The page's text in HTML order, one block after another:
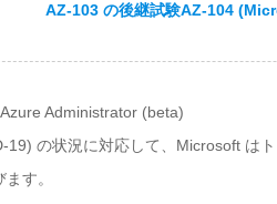
AZ-103 の後継試験AZ-104
Administrator (beta)
19) の状況に対応して、Microsoft は
す。